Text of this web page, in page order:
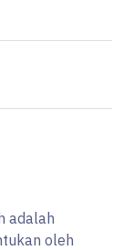
adalah
oleh